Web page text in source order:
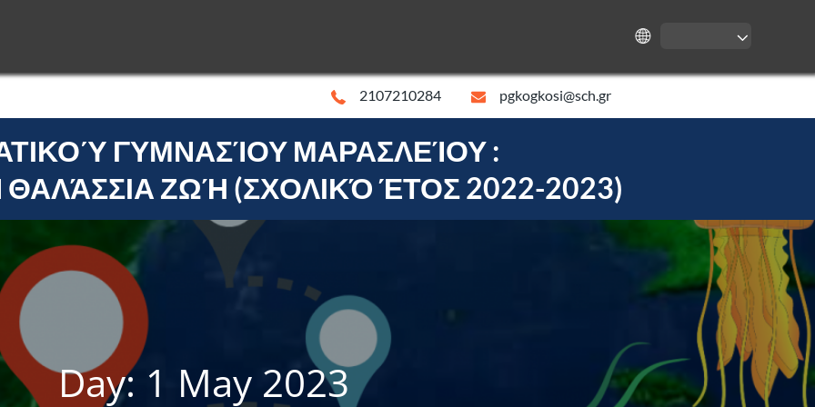
2107210284 pgkogkosi@sch.gr
ΓΥΜΝΑΣΊΟΥ ΜΑΡΑΣΛΕΊΟΥ :
ΖΩΉ (ΣΧΟΛΙΚΌ ΈΤΟΣ 2022-2023)
Day: 1 May 2023